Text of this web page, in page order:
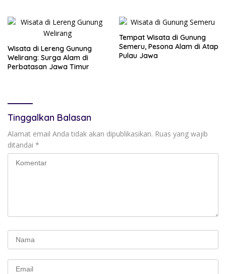
Wisata di Lereng Gunung
Welirang: Surga Alam di
Perbatasan Jawa Timur
Tempat Wisata di Gunung
Semeru, Pesona Alam di Atap
Pulau Jawa
Tinggalkan Balasan
Alamat email Anda tidak akan dipublikasikan. Ruas yang wajib
ditandai *